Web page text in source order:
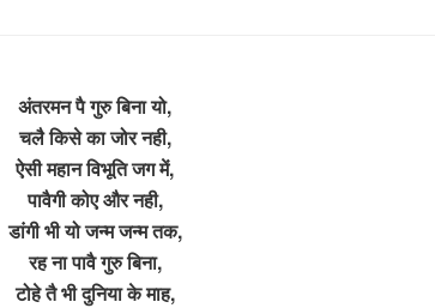
अंतरमन पै गुरु बिना यो,
चलै किसे का जोर नही,
ऐसी महान विभूति जग में,
पावैगी कोए और नही,
डांगी भी यो जन्म जन्म तक,
रह ना पावै गुरु बिना,
टोहे तै भी दुनिया के माह,